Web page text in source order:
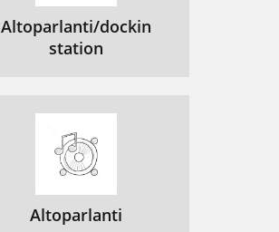
Altoparlanti/dockin
station
Altoparlanti